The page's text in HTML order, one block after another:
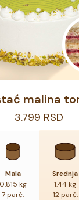
malina
3.799 RSD
Mala
0.815 kg
7 parč.
Srednja
1.44 kg
12 parč.